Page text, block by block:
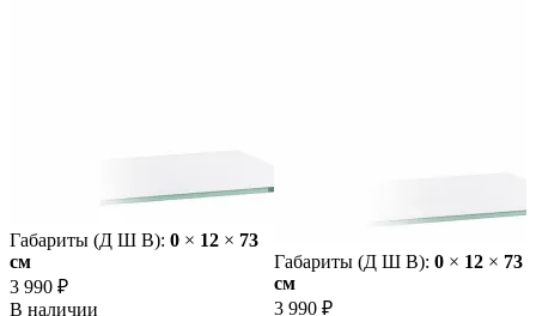
Габариты (Д Ш В): 0 × 12 × 73
cм
3 990 ₽
В наличии
Габариты (Д Ш В): 0 × 12 × 73
cм
3 990 ₽